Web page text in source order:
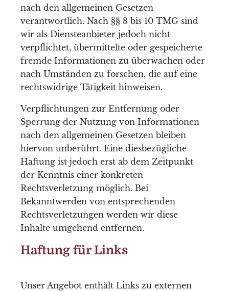
nach den allgemeinen Gesetzen
verantwortlich. Nach §§ 8 bis 10 TMG sind
wir als Diensteanbieter jedoch nicht
verpflichtet, übermittelte oder gespeicherte
fremde Informationen zu überwachen oder
nach Umständen zu forschen, die auf eine
rechtswidrige Tätigkeit hinweisen.
Verpflichtungen zur Entfernung oder
Sperrung der Nutzung von Informationen
nach den allgemeinen Gesetzen bleiben
hiervon unberührt. Eine diesbezügliche
Haftung ist jedoch erst ab dem Zeitpunkt
der Kenntnis einer konkreten
Rechtsverletzung möglich. Bei
Bekanntwerden von entsprechenden
Rechtsverletzungen werden wir diese
Inhalte umgehend entfernen.
Haftung für Links
Unser Angebot enthält Links zu externen